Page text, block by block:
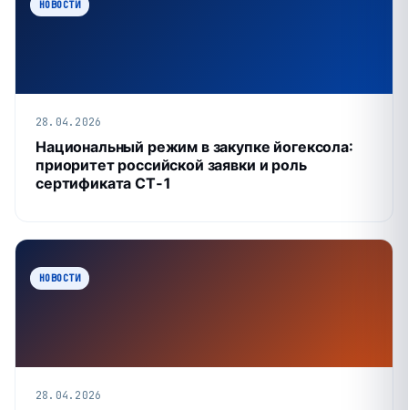
НОВОСТИ
28.04.2026
Национальный режим в закупке йогексола:
приоритет российской заявки и роль
сертификата СТ‑1
НОВОСТИ
28.04.2026